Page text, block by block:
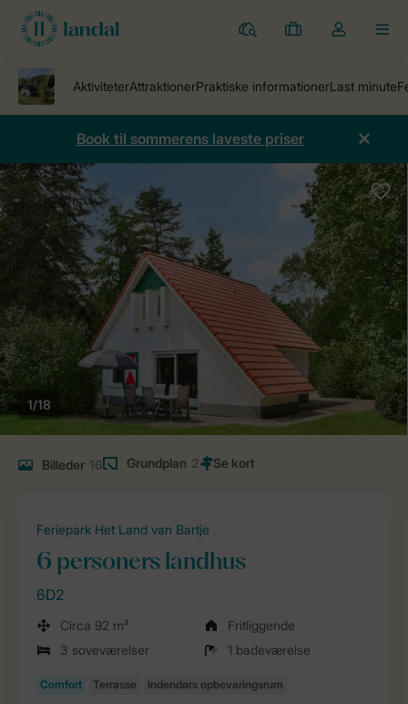
Parker
Mine
Toggle
dropdown
Book til sommerens laveste priser
1/18
Billeder 16 Grundplan 2
Feriepark Het Land van Bartje
6 personers landhus
6D2
Circa 92 m²
Fritliggende
3 soveværelser
1 badeværelse